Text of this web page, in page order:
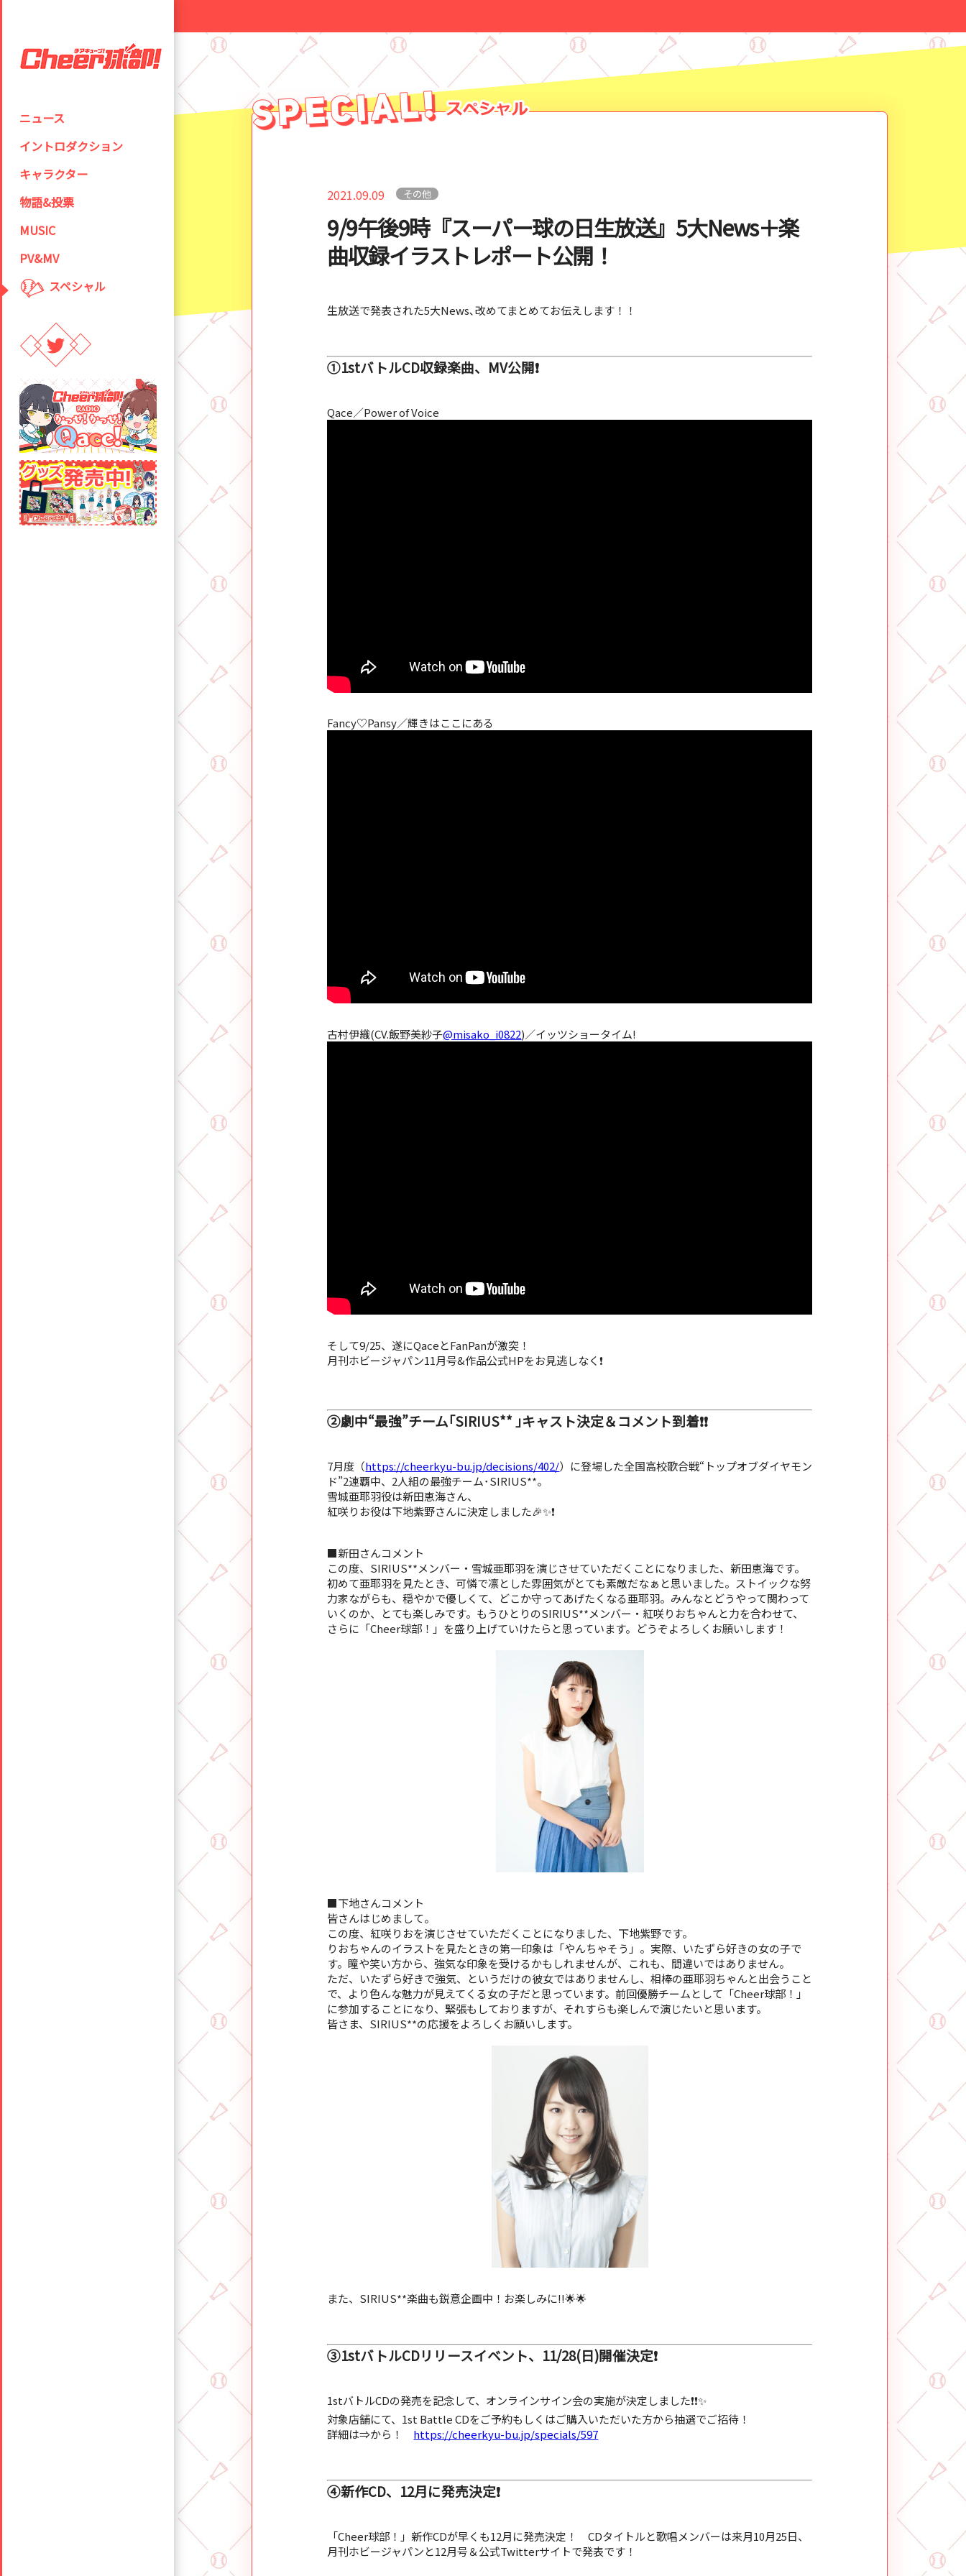
ニュース
イントロダクション
キャラクター
物語&投票
MUSIC
PV&MV
スペシャル
2021.09.09 その他
9/9午後9時『スーパー球の日生放送』5大News＋楽
曲収録イラストレポート公開！
生放送で発表された5大News､改めてまとめてお伝えします！！
①1stバトルCD収録楽曲、MV公開❗
Qace／Power of Voice
Fancy♡Pansy／輝きはここにある
古村伊織(CV.飯野美紗子@misako_i0822)／イッツショータイム!
そして9/25、遂にQaceとFanPanが激突！
月刊ホビージャパン11月号&作品公式HPをお見逃しなく❗
②劇中“最強”チーム｢SIRIUS** ｣キャスト決定＆コメント到着❗❗
7月度（https://cheerkyu-bu.jp/decisions/402/）に登場した全国高校歌合戦“トップオブダイヤモン
ド”2連覇中、2人組の最強チーム･SIRIUS**。
雪城亜耶羽役は新田恵海さん、
紅咲りお役は下地紫野さんに決定しました🎉✨❗
■新田さんコメント
この度、SIRIUS**メンバー・雪城亜耶羽を演じさせていただくことになりました、新田恵海です。
初めて亜耶羽を見たとき、可憐で凛とした雰囲気がとても素敵だなぁと思いました。ストイックな努
力家ながらも、穏やかで優しくて、どこか守ってあげたくなる亜耶羽。みんなとどうやって関わって
いくのか、とても楽しみです。もうひとりのSIRIUS**メンバー・紅咲りおちゃんと力を合わせて、
さらに「Cheer球部！」を盛り上げていけたらと思っています。どうぞよろしくお願いします！
■下地さんコメント
皆さんはじめまして。
この度、紅咲りおを演じさせていただくことになりました、下地紫野です。
りおちゃんのイラストを見たときの第一印象は「やんちゃそう」。実際、いたずら好きの女の子で
す。瞳や笑い方から、強気な印象を受けるかもしれませんが、これも、間違いではありません。
ただ、いたずら好きで強気、というだけの彼女ではありませんし、相棒の亜耶羽ちゃんと出会うこと
で、より色んな魅力が見えてくる女の子だと思っています。前回優勝チームとして「Cheer球部！」
に参加することになり、緊張もしておりますが、それすらも楽しんで演じたいと思います。
皆さま、SIRIUS**の応援をよろしくお願いします。
また、SIRIUS**楽曲も鋭意企画中！お楽しみに!!🌟🌟
③1stバトルCDリリースイベント、11/28(日)開催決定❗
1stバトルCDの発売を記念して、オンラインサイン会の実施が決定しました❗❗✨
対象店舗にて、1st Battle CDをご予約もしくはご購入いただいた方から抽選でご招待！
詳細は⇒から！ https://cheerkyu-bu.jp/specials/597
④新作CD、12月に発売決定❗
「Cheer球部！」新作CDが早くも12月に発売決定！ CDタイトルと歌唱メンバーは来月10月25日、
月刊ホビージャパンと12月号＆公式Twitterサイトで発表です！